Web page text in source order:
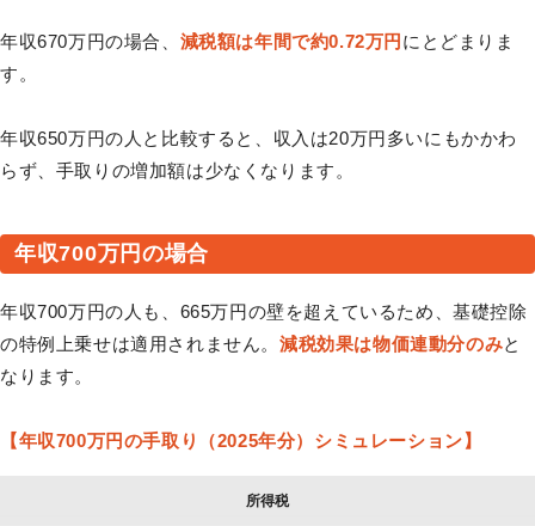
年収670万円の場合、 減税額は年間で約0.72万円 にとどまりま
す。
年収650万円の人と比較すると、収入は20万円多いにもかかわ
らず、手取りの増加額は少なくなります。
年収700万円の場合
年収700万円の人も、665万円の壁を超えているため、基礎控除
の特例上乗せは適用されません。 減税効果は物価連動分のみと
なります。
【年収700万円の手取り（2025年分）シミュレーション】
所得税